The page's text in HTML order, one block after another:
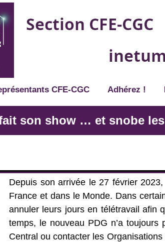
CFE-CGC Adhérez !
son show … et snobe
Depuis son arrivée le 27 février
France et dans le Monde. Dans
annuler leurs jours en télétravail afin
temps, le nouveau PDG n’a
Central ou contacter les